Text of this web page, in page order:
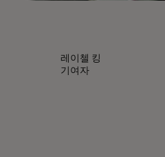
레이첼 킹
기여자